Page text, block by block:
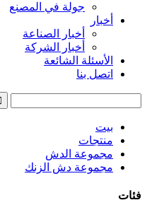
جولة في المصنع
أخبار
أخبار الصناعة
أخبار الشركة
الأسئلة الشائعة
اتصل بنا
بيت
منتجات
مجموعة الدش
مجموعة دش الزنك
فئات